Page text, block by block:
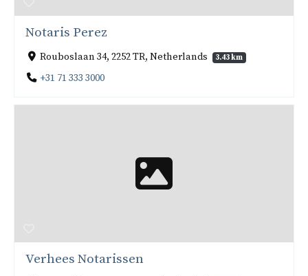
Notaris Perez
Rouboslaan 34, 2252 TR, Netherlands 3.43 km
+31 71 333 3000
Verhees Notarissen